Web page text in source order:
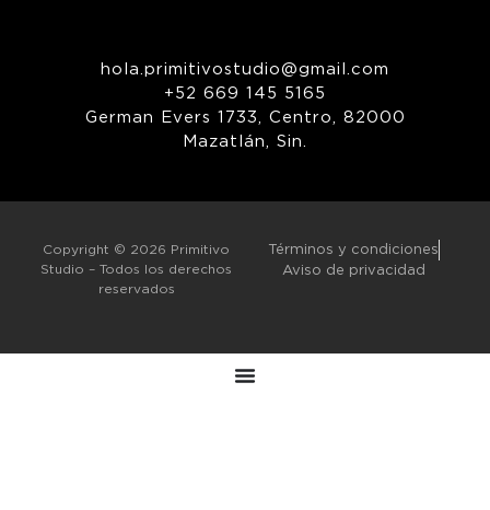
hola.primitivostudio@gmail.com
+52 669 145 5165
German Evers 1733, Centro, 82000
Mazatlán, Sin.
Copyright © 2026 Primitivo
Studio – Todos los derechos
reservados
Términos y condiciones
Aviso de privacidad